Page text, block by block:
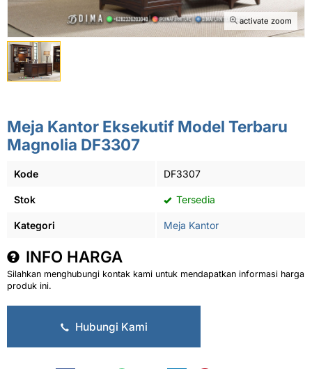
activate zoom
Meja Kantor Eksekutif Model Terbaru
Magnolia DF3307
Kode DF3307
Stok Tersedia
Kategori Meja Kantor
INFO HARGA
Silahkan menghubungi kontak kami untuk mendapatkan informasi harga
produk ini.
Hubungi Kami